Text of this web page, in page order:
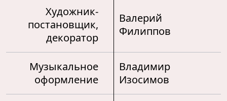
Художник-
постановщик,
декоратор
Валерий
Филиппов
Музыкальное
оформление
Владимир
Изосимов